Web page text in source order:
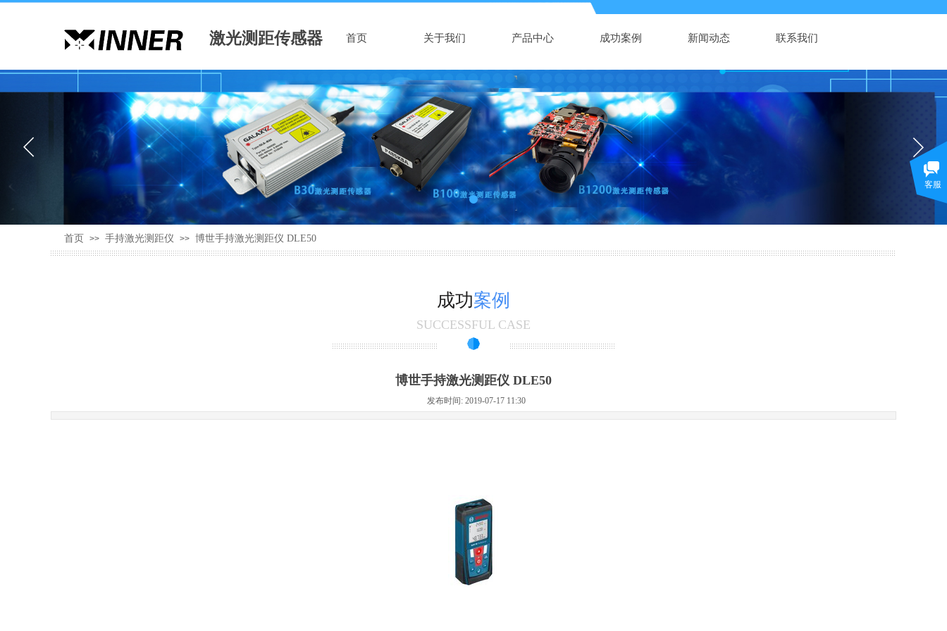
激光测距传感器 首页 关于我们 产品中心 成功案例 新闻动态 联系我们
首页 >> 手持激光测距仪 >> 博世手持激光测距仪 DLE50
成功案例
SUCCESSFUL CASE
博世手持激光测距仪 DLE50
发布时间: 2019-07-17 11:30
客服